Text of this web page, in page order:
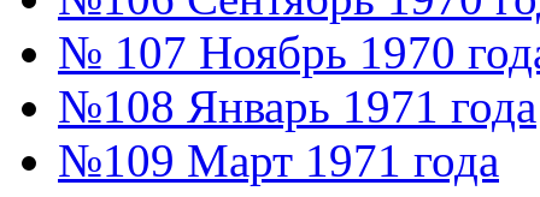
№ 107 Ноябрь 1970
№108 Январь 1971 года
№109 Март 1971 года